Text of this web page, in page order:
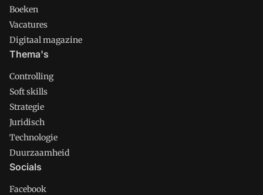
Boeken
Vacatures
Digitaal magazine
Thema's
Controlling
Soft skills
Strategie
Juridisch
Technologie
Duurzaamheid
Socials
Facebook